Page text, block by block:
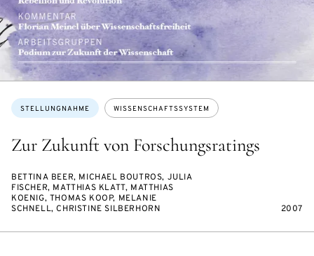
Zur Zukunft von Forschungsratings
Themen:
STELLUNGNAHME WISSENSCHAFTSSYSTEM
BETTINA BEER, MICHAEL BOUTROS, JULIA
FISCHER, MATTHIAS KLATT, MATTHIAS
KOENIG, THOMAS KOOP, MELANIE
SCHNELL, CHRISTINE SILBERHORN
2007